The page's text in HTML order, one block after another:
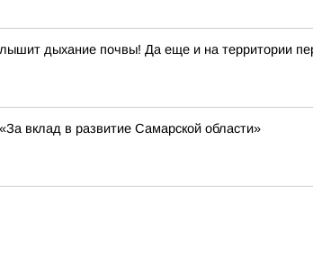
дыхание почвы! Да еще и на территории
вклад в развитие Самарской области»